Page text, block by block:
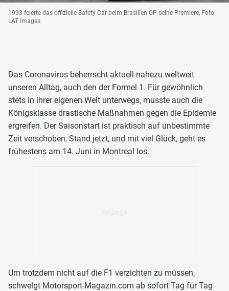
1993 feierte das offizielle Safety Car beim Brasilien GP seine Premiere, Foto:
LAT Images
Das Coronavirus beherrscht aktuell nahezu weltweit
unseren Alltag, auch den der Formel 1. Für gewöhnlich
stets in ihrer eigenen Welt unterwegs, musste auch die
Königsklasse drastische Maßnahmen gegen die Epidemie
ergreifen. Der Saisonstart ist praktisch auf unbestimmte
Zeit verschoben, Stand jetzt, und mit viel Glück, geht es
frühestens am 14. Juni in Montreal los.
Um trotzdem nicht auf die F1 verzichten zu müssen,
schwelgt Motorsport-Magazin.com ab sofort Tag für Tag